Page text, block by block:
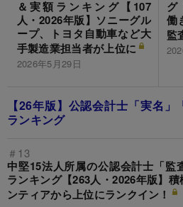
＆実額ランキング【107
人・2026年版】ソニーグル
ープ、トヨタ自動車など大
手製造業担当者が上位に
2026年5月29日
グ
働
監
【26年版】公認会計士「実名」
ランキング
＃13
中堅15法人所属の公認会計士「監
ランキング【263人・2026年版】
ンティアから上位にランクイン！